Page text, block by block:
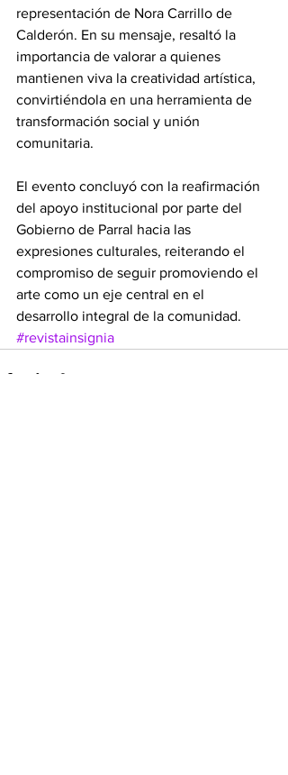
representación de Nora Carrillo de
Calderón. En su mensaje, resaltó la
importancia de valorar a quienes
mantienen viva la creatividad artística,
convirtiéndola en una herramienta de
transformación social y unión
comunitaria.
El evento concluyó con la reafirmación
del apoyo institucional por parte del
Gobierno de Parral hacia las
expresiones culturales, reiterando el
compromiso de seguir promoviendo el
arte como un eje central en el
desarrollo integral de la comunidad.
#revistainsignia